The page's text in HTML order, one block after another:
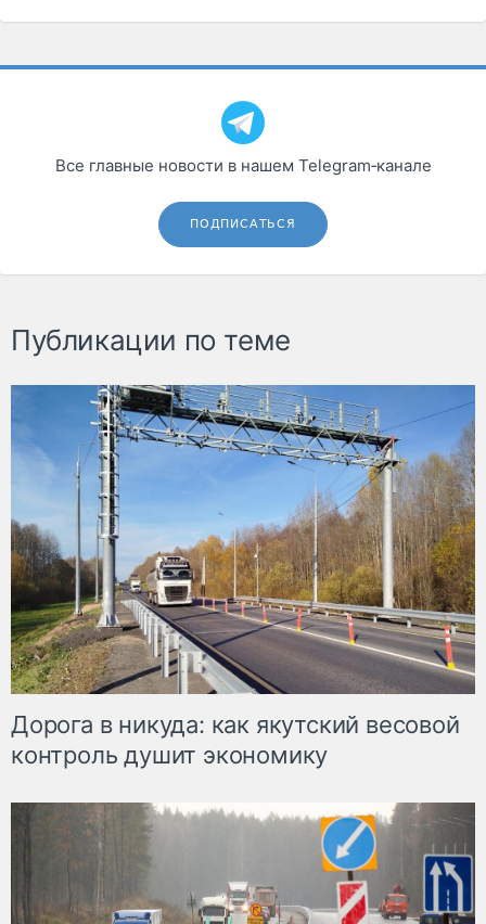
Все главные новости в нашем Telegram‑канале
ПОДПИСАТЬСЯ
Публикации по теме
Дорога в никуда: как якутский весовой
контроль душит экономику